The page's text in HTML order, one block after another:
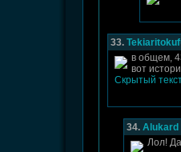
33.
в общем,
вот
Скрытый
34. Alukard
Лол!